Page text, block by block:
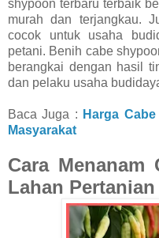
shypoon terbaru terbaik
murah dan terjangkau.
cocok untuk usaha
petani. Benih cabe
berangkai dengan hasil
dan pelaku usaha
Baca Juga : Harga
Masyarakat
Cara Menanam
Lahan Pertanian